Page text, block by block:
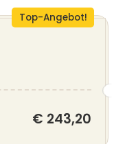
Top-Angebot!
€ 243,20